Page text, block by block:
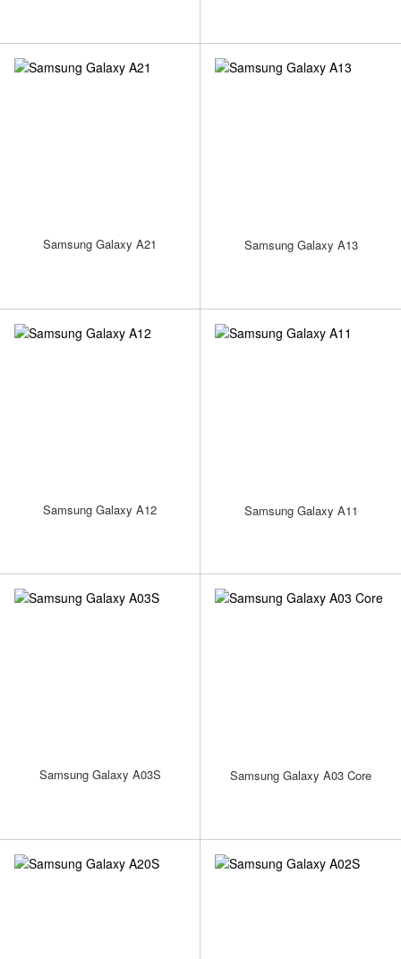
Samsung Galaxy A21 Samsung Galaxy A13
Samsung Galaxy A12 Samsung Galaxy A11
Samsung Galaxy A03S Samsung Galaxy A03 Core